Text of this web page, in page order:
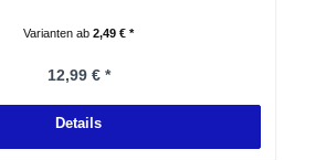
Varianten ab 2,49 € *
Regulärer Preis:
12,99 € *
Details